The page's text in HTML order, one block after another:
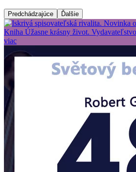
Predchádzajúce Ďalšie